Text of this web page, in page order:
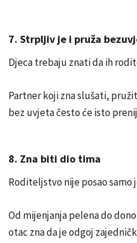
7. Strpljiv je i pruža
Djeca trebaju znati da ih
Partner koji zna slušati,
bez uvjeta često će isto
8. Zna biti dio tima
Roditeljstvo nije posao samo
Od mijenjanja pelena do
otac zna da je odgoj